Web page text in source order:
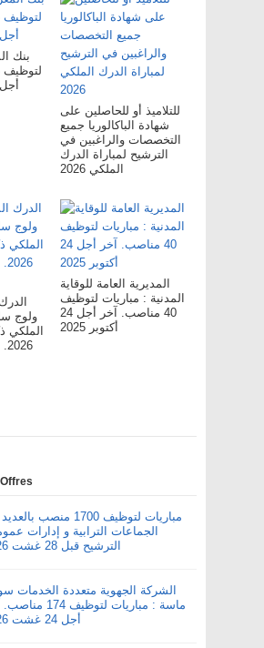
بنك
أجل 15 أبريل 2026
للتلاميذ أو للحاصلين على
شهادة الباكالوريا جميع
التخصصات والراغبين في
الترشيح لمباراة الدرك
الملكي 2026
ولوج
الملكي
المديرية العامة للوقاية
المدنية : مباريات لتوظيف
40 مناصب. آخر أجل 24
أكتوبر 2025
مباريات لتوظيف 1700 منصب
الجماعات الترابية و إدارات
الترشيح قبل 28 غشت 2026
الشركة الجهوية متعددة الخدمات
ماسة : مباريات لتوظيف 174
أجل 24 غشت 2026